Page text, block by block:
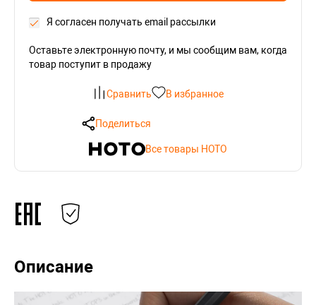
Я согласен получать email рассылки
Оставьте электронную почту, и мы сообщим вам, когда
товар поступит в продажу
Сравнить В избранное
Поделиться
Все товары HOTO
Описание